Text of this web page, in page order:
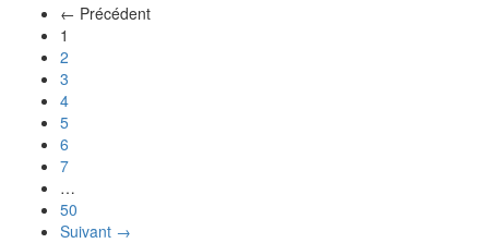
← Précédent
1
2
3
4
5
6
7
…
50
Suivant →